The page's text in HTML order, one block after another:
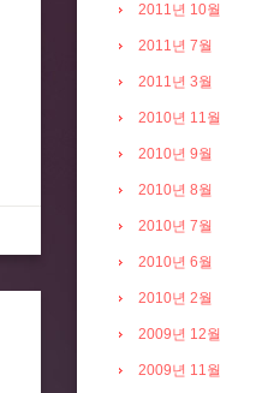
2011년 10월
2011년 7월
2011년 3월
2010년 11월
2010년 9월
2010년 8월
2010년 7월
2010년 6월
2010년 2월
2009년 12월
2009년 11월